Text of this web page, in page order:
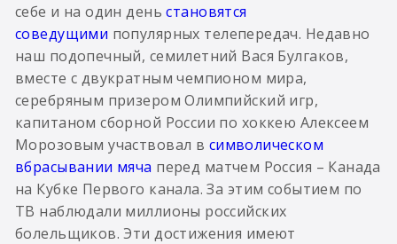
себе и на один деньстановятся
соведущими популярных телепередач. Недавно
наш подопечный, семилетний Вася Булгаков,
вместе с двукратным чемпионом мира,
серебряным призером Олимпийский игр,
капитаном сборной России по хоккею Алексеем
Морозовым участвовал в символическом
вбрасывании мяча перед матчем Россия – Канада
на Кубке Первого канала. За этим событием по
ТВ наблюдали миллионы российских
болельщиков. Эти достижения имеют